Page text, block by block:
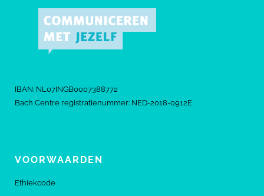
IBAN: NL07INGB0007388772
Bach Centre registratienummer: NED-2018-0912E
VOORWAARDEN
Ethiekcode